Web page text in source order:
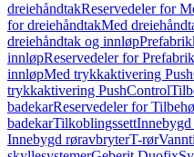
dreiehåndtakReservedeler for
for dreiehåndtakMed
dreiehåndtak og innløp
innløpReservedeler for
innløpMed trykkaktivering
trykkaktivering PushControl
badekarReservedeler for
badekarTilkoblingssett
Innebygd røravbryterT-rør